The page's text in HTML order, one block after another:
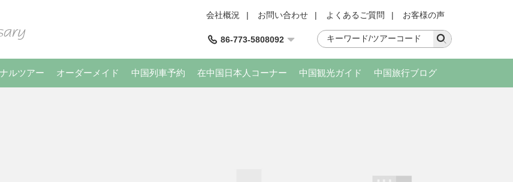
会社概況 | お問い合わせ | よくあるご質問 | お客様の声
86-773-5808092
ルツアー オーダーメイド 中国列車予約 在中国日本人コーナー 中国観光ガイド 中国旅行ブログ